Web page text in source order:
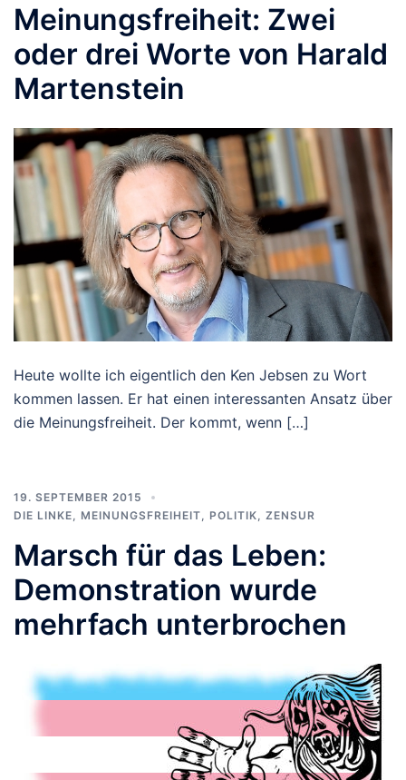
Meinungsfreiheit: Zwei
oder drei Worte von Harald
Martenstein
Heute wollte ich eigentlich den Ken Jebsen zu Wort
kommen lassen. Er hat einen interessanten Ansatz über
die Meinungsfreiheit. Der kommt, wenn […]
19. SEPTEMBER 2015
DIE LINKE
MEINUNGSFREIHEIT POLITIK ZENSUR
Marsch für das Leben:
Demonstration wurde
mehrfach unterbrochen